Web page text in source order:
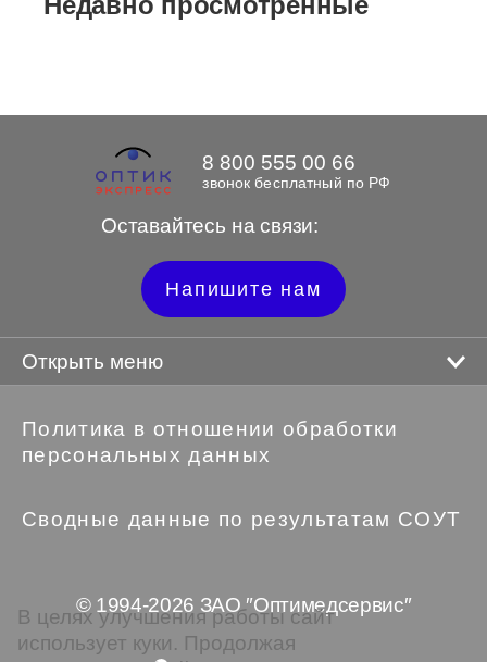
Оставайтесь на связи:
8 800 555 00 66
звонок бесплатный по РФ
Напишите нам
Открыть меню
Политика в отношении обработки
персональных данных
Сводные данные по результатам СОУТ
© 1994-2026 ЗАО ″Оптимедсервис″
В целях улучшения работы сайт
использует куки. Продолжая